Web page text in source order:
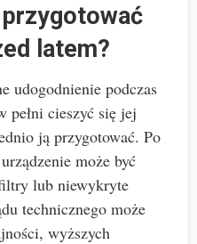
latem?
udogodnienie podczas
pełni cieszyć się jej
ją przygotować. Po
może być
lub niewykryte
technicznego może
wyższych